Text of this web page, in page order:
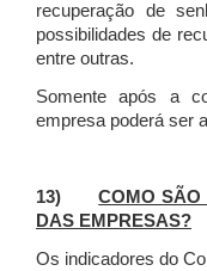
recuperação de
possibilidades de
entre outras.
Somente após a
empresa poderá ser
13)COMO SÃO
DAS EMPRESAS?
Os indicadores do